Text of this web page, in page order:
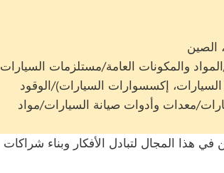
الصين
والمكونات العامة/مستلزمات السيارات
السيارات، إكسسوارات السيارات)/الوقود
معدات وأدوات صيانة السيارات/مواد
هذا المجال لتبادل الأفكار وبناء شراكات